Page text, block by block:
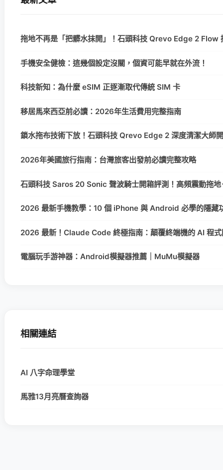
拖地不再是「把髒水抹開」！石頭科技 Qrevo Edge 2 Flow
手機安全健檢：這幾個設定沒關，個資可能早就在外流！
科技新知：為什麼 eSIM 正逐漸取代傳統 SIM 卡
移居馬來西亞前必讀：2026年生活費用完整指南
鎖水拖布技術下放！石頭科技 Qrevo Edge 2 深度清潔大師
2026年美國旅行指南：台灣旅客出發前必讀完整攻略
石頭科技 Saros 20 Sonic 聲波騎士開箱評測！高頻震動拖
2026 最新手機教學：10 個 iPhone 與 Android 必學的隱藏
2026 最新！Claude Code 終極指南：顛覆終端機的 AI 程式
電腦玩手游神器：Android模擬器推薦｜MuMu模擬器
相關連結
AI 八字命理學堂
馬雅13月亮曆查詢器